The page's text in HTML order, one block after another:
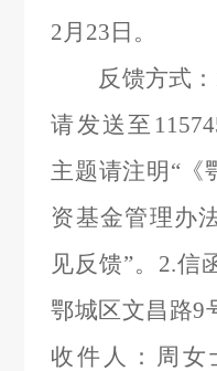
2月23日。
反馈方式：
请发送至
主题请注明“《
资基金管理办
见反馈”。2.信
鄂城区文昌路9
收件人：周女